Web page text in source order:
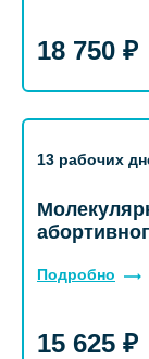
18 750 ₽
13 рабочих
Подробно
15 625 ₽